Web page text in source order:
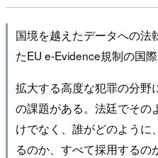
国境を越えたデータへの法
たEU e-Evidence規制の国
拡大する高度な犯罪の分野
の課題がある。法廷でその
けでなく、誰がどのように
るのか、すべて採用する